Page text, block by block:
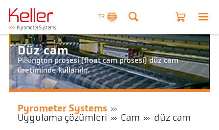
TR
Düz cam
Pilkington prosesi (float cam prosesi) düz cam
üretiminde kullanılır.
Pyrometer Systems
Uygulama çözümleri
Cam düz cam